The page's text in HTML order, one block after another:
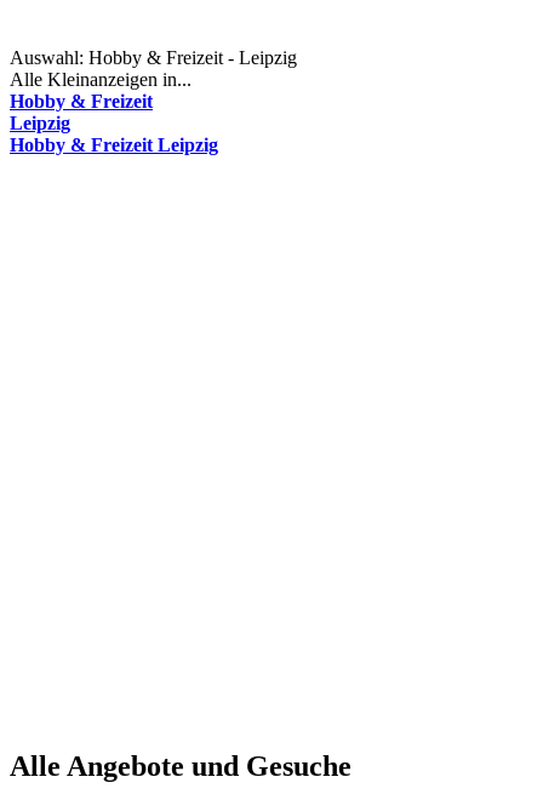
Auswahl: Hobby & Freizeit - Leipzig
Alle Kleinanzeigen in...
Hobby & Freizeit
Leipzig
Hobby & Freizeit Leipzig
Alle Angebote und Gesuche